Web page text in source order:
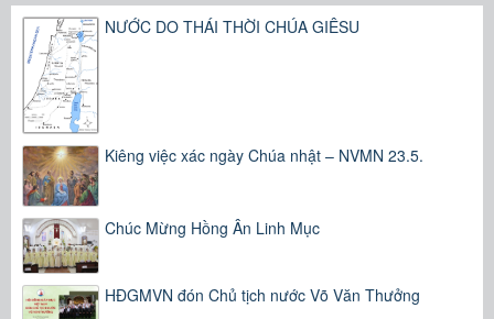
NƯỚC DO THÁI THỜI CHÚA GIÊSU
Kiêng việc xác ngày Chúa nhật – NVMN 23.5.
Chúc Mừng Hồng Ân Linh Mục
HĐGMVN đón Chủ tịch nước Võ Văn Thưởng